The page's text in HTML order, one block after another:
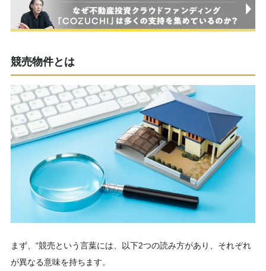
競売物件とは
まず、“競売という言葉には、以下2つの読み方があり、それぞれ
が異なる意味を持ちます。